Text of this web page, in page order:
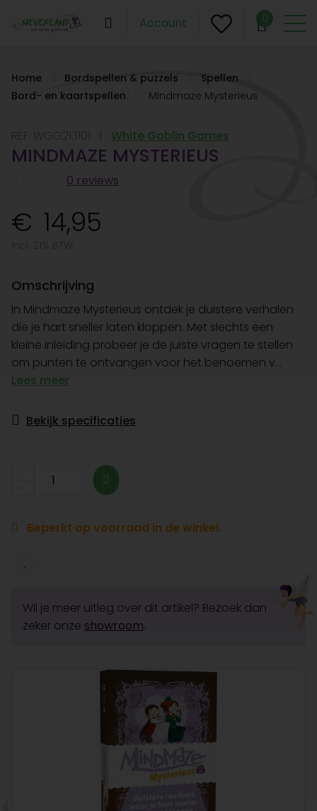
Account 0
Home Bordspellen & puzzels
Spellen
Bord- en kaartspellen
Mindmaze Mysterieus
White Goblin Games
MINDMAZE MYSTERIEUS
0 reviews
14,95
Omschrijving
In Mindmaze Mysterieus ontdek je duistere verhalen
die je hart sneller laten kloppen. Met slechts een
kleine inleiding probeer je de juiste vragen te stellen
om punten te ontvangen voor het benoemen v...
Lees meer
Bekijk specificaties
Beperkt op voorraad in de winkel.
Wil je meer uitleg over dit artikel? Bezoek dan
zeker onze showroom.